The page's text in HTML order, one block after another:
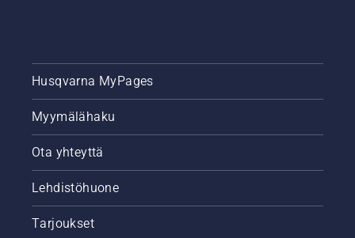
Husqvarna MyPages
Myymälähaku
Ota yhteyttä
Lehdistöhuone
Tarjoukset